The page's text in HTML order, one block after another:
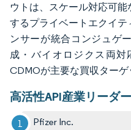
ウトは、スケール対応可
するプライベートエクイ
ンサーが統合コンジュゲ
成・バイオロジクス両対
CDMOが主要な買収ターゲ
高活性API産業リーダー
Pfizer Inc.